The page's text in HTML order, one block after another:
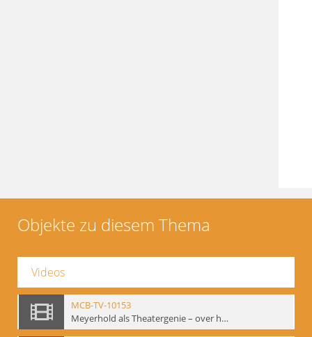
Objekte zu diesem Thema
Videos
MCB-TV-10153
Meyerhold als Theatergenie – over het mechanik van de acteursexpressie, Ausschnitt 4 - Interne Signatur: BM-vid-108_A4